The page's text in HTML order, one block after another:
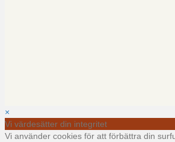
×
Vi värdesätter din integritet
Vi använder cookies för att förbättra din